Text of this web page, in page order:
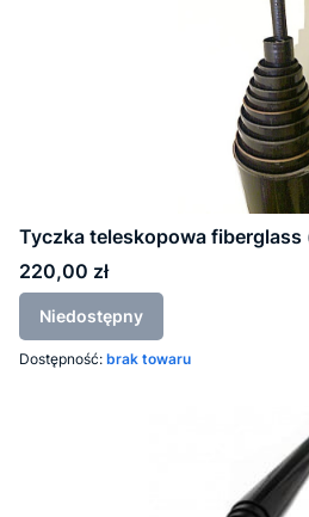
Tyczka teleskopowa fiberglass
Cena
220,00 zł
Niedostępny
Dostępność: brak towaru